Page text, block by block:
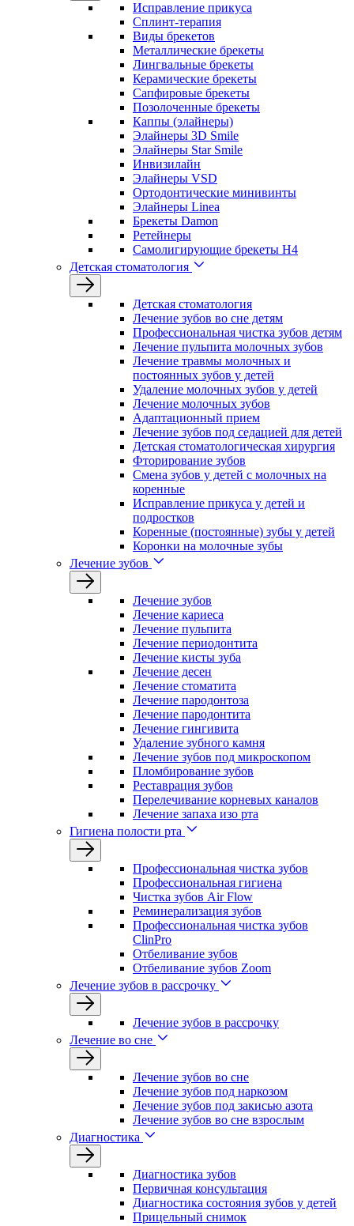
Исправление прикуса
Сплинт-терапия
Виды брекетов
Металлические брекеты
Лингвальные брекеты
Керамические брекеты
Сапфировые брекеты
Позолоченные брекеты
Каппы (элайнеры)
Элайнеры 3D Smile
Элайнеры Star Smile
Инвизилайн
Элайнеры VSD
Ортодонтические минивинты
Элайнеры Linea
Брекеты Damon
Ретейнеры
Самолигирующие брекеты H4
Детская стоматология
Детская стоматология
Лечение зубов во сне детям
Профессиональная чистка зубов детям
Лечение пульпита молочных зубов
Лечение травмы молочных и
постоянных зубов у детей
Удаление молочных зубов у детей
Лечение молочных зубов
Адаптационный прием
Лечение зубов под седацией для детей
Детская стоматологическая хирургия
Фторирование зубов
Смена зубов у детей с молочных на
коренные
Исправление прикуса у детей и
подростков
Коренные (постоянные) зубы у детей
Коронки на молочные зубы
Лечение зубов
Лечение зyбов
Лечение кариеса
Лечение пульпита
Лечение периодонтита
Лечение кисты зуба
Лечение десен
Лечение стоматита
Лечение пародонтоза
Лечение пародонтита
Лечение гингивита
Удаление зубного камня
Лечение зубов под микроскопом
Пломбирование зубов
Реставрация зубов
Перелечивание корневых каналов
Лечение запаха изо рта
Гигиена полости рта
Профессиональная чистка зубов
Профессиональная гигиена
Чистка зубов Air Flow
Реминерализация зубов
Профессиональная чистка зубов
ClinPro
Отбеливание зубов
Отбеливание зубов Zoom
Лечение зубов в рассрочку
Лечение зубов в рассрочку
Лечение во сне
Лечение зубов во сне
Лечение зубов под наркозом
Лечение зубов под закисью азота
Лечение зубов во сне взрослым
Диагностика
Диагностика зубов
Первичная консультация
Диагностика состояния зубов у детей
Прицельный снимок